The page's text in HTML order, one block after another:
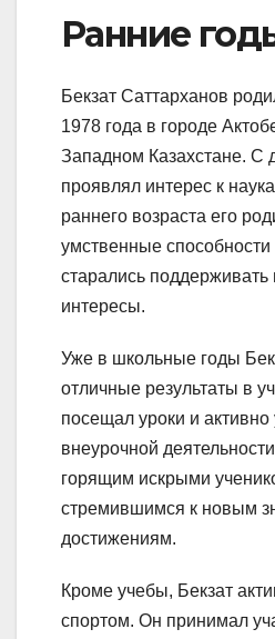
Ранние
Бекзат Саттарханов
1978 года в городе
Западном Казахстане. С
проявлял интерес к
раннего возраста его
умственные способности
старались поддерживать
интересы.
Уже в школьные годы
отличные результаты в
посещал уроки и активно
внеурочной
горящим искрыми
стремившимся к новым
достижениям.
Кроме учебы, Бекзат
спортом. Он принимал